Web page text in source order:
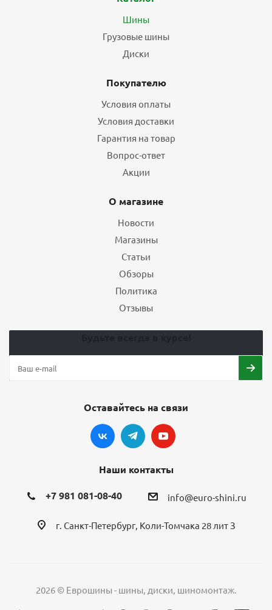
Шины
Грузовые шины
Диски
Покупателю
Условия оплаты
Условия доставки
Гарантия на товар
Вопрос-ответ
Акции
О магазине
Новости
Магазины
Статьи
Обзоры
Политика
Отзывы
Оставайтесь на связи
Наши контакты
+7 981 081-08-40 info@euro-shini.ru
г. Санкт-Петербург, Коли-Томчака 28 лит З
2026 © Еврошины - шины, диски, шиномонтаж.